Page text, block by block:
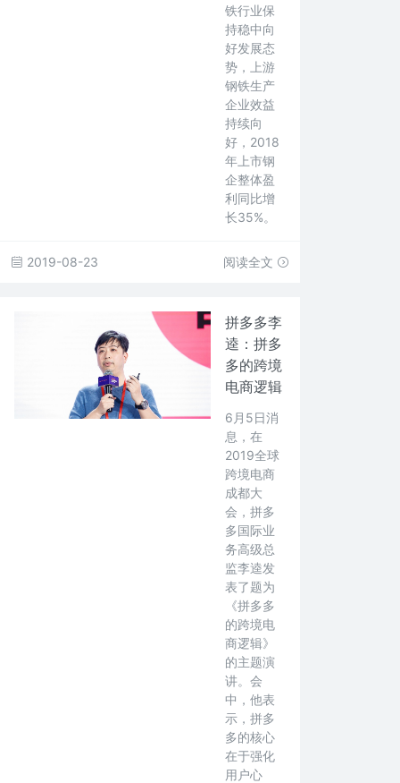
铁行业保
持稳中向
好发展态
势，上游
钢铁生产
企业效益
持续向
好，2018
年上市钢
企整体盈
利同比增
长35%。
2019-08-23 阅读全文
拼多多李
逵：拼多
多的跨境
电商逻辑
6月5日消
息，在
2019全球
跨境电商
成都大
会，拼多
多国际业
务高级总
监李逵发
表了题为
《拼多多
的跨境电
商逻辑》
的主题演
讲。会
中，他表
示，拼多
多的核心
在于强化
用户心